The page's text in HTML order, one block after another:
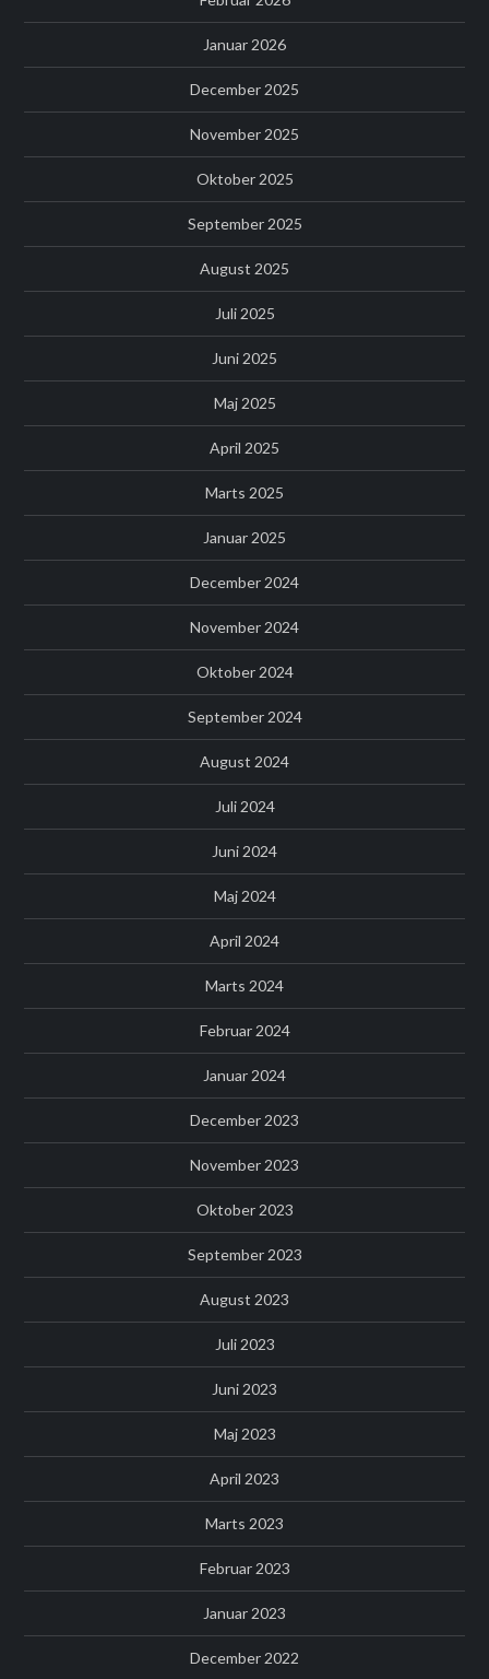
Januar 2026
December 2025
November 2025
Oktober 2025
September 2025
August 2025
Juli 2025
Juni 2025
Maj 2025
April 2025
Marts 2025
Januar 2025
December 2024
November 2024
Oktober 2024
September 2024
August 2024
Juli 2024
Juni 2024
Maj 2024
April 2024
Marts 2024
Februar 2024
Januar 2024
December 2023
November 2023
Oktober 2023
September 2023
August 2023
Juli 2023
Juni 2023
Maj 2023
April 2023
Marts 2023
Februar 2023
Januar 2023
December 2022